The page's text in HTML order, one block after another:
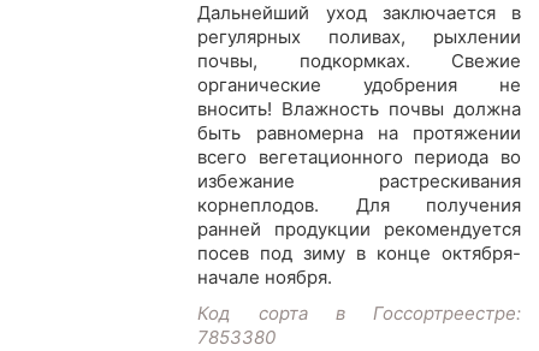
Дальней­ший уход заключается в
регулярных поливах, рыхлении
почвы, подкор­мках. Свежие
органические удобрения не
вносить! Влажность почвы должна
быть равномерна на протяжении
всего вегетационного периода во
избежание растрескивания
корнеплодов. Для получения
ранней про­дукции рекомендуется
посев под зиму в конце октября-
начале ноября.
Код сорта в Госсортреестре:
7853380